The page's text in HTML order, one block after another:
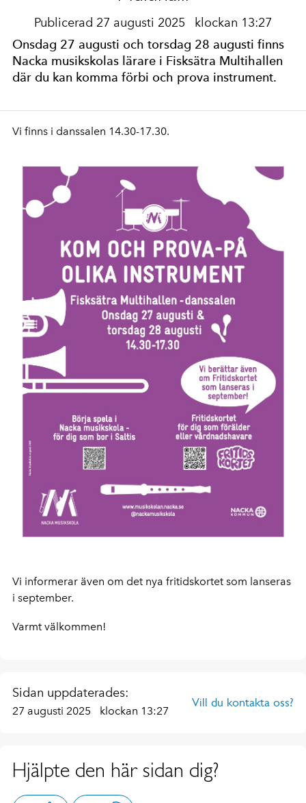
Publicerad 27 augusti 2025 klockan 13:27
Onsdag 27 augusti och torsdag 28 augusti finns
Nacka musikskolas lärare i Fisksätra Multihallen
där du kan komma förbi och prova instrument.
Vi finns i danssalen 14.30-17.30.
Vi informerar även om det nya fritidskortet som lanseras
i september.
Varmt välkommen!
Sidan uppdaterades:
27 augusti 2025 klockan 13:27
Vill du kontakta oss?
Hjälpte den här sidan dig?